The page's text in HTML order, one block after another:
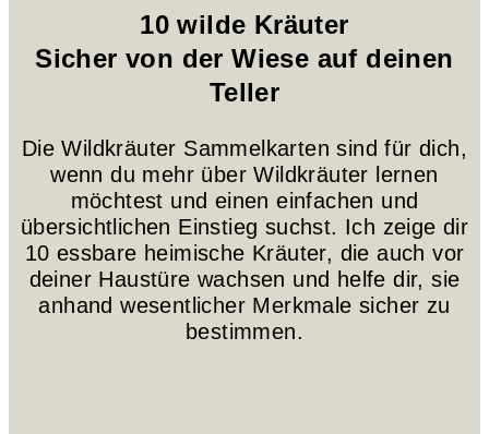
10 wilde Kräuter
Sicher von der Wiese auf deinen
Teller
Die Wildkräuter Sammelkarten sind für dich,
wenn du mehr über Wildkräuter lernen
möchtest und einen einfachen und
übersichtlichen Einstieg suchst. Ich zeige dir
10 essbare heimische Kräuter, die auch vor
deiner Haustüre wachsen und helfe dir, sie
anhand wesentlicher Merkmale sicher zu
bestimmen.